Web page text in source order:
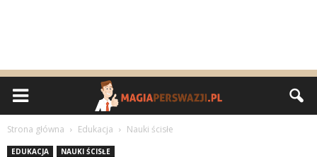
Strona główna Edukacja Nauki ścisłe
EDUKACJA NAUKI ŚCISŁE